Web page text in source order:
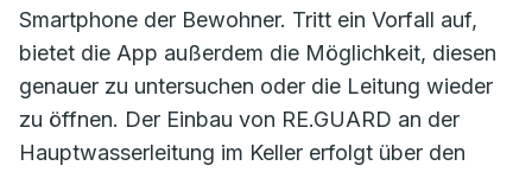
Smartphone der Bewohner. Tritt ein Vorfall auf,
bietet die App außerdem die Möglichkeit, diesen
genauer zu untersuchen oder die Leitung wieder
zu öffnen. Der Einbau von RE.GUARD an der
Hauptwasserleitung im Keller erfolgt über den